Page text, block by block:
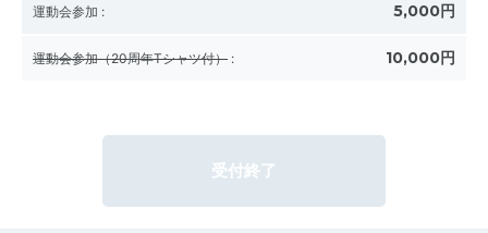
運動会参加 : 5,000円
運動会参加（20周年Tシャツ付） : 10,000円
受付終了